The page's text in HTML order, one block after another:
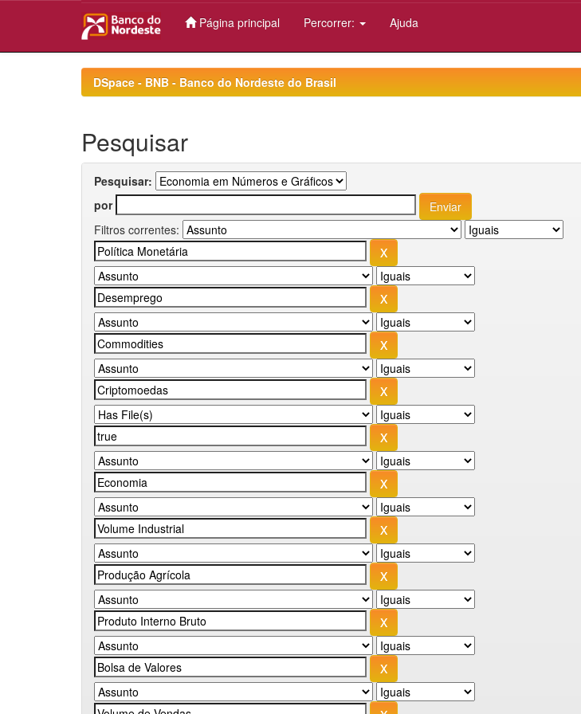
Página principal Percorrer: Ajuda
DSpace - BNB - Banco do Nordeste do Brasil
Pesquisar
Pesquisar:
por
Filtros correntes: